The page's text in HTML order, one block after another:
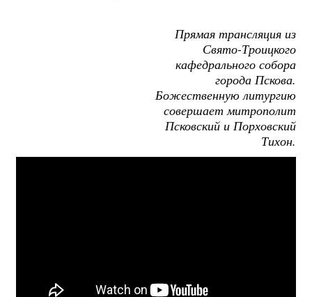
Прямая трансляция из
Свято-Троицкого
кафедрального собора
города Пскова.
Божественную литургию
совершает митрополит
Псковский и Порховский
Тихон.